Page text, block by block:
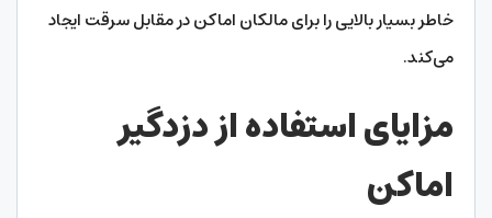
خاطر بسیار بالایی را برای مالکان اماکن در مقابل سرقت ایجاد
می‌کند.
مزایای استفاده از دزدگیر
اماکن